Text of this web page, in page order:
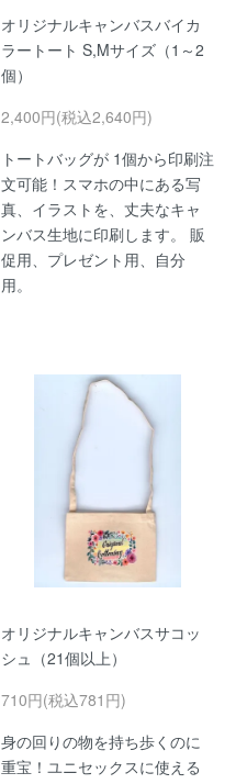
オリジナルキャンバスバイカ
ラートート S,Mサイズ（1～2
個）
2,400円(税込2,640円)
トートバッグが 1個から印刷注
文可能！スマホの中にある写
真、イラストを、丈夫なキャ
ンバス生地に印刷します。 販
促用、プレゼント用、自分
用。
オリジナルキャンバスサコッ
シュ（21個以上）
710円(税込781円)
身の回りの物を持ち歩くのに
重宝！ユニセックスに使える